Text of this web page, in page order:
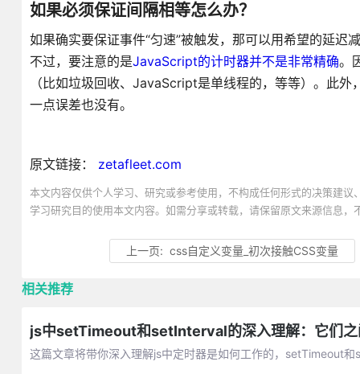
如果必须保证间隔相等怎么办？
如果确实要保证事件“匀速”被触发，那可以用希望的延
不过，要注意的是JavaScript的计时器并不是非常精确。
（比如垃圾回收、JavaScript是单线程的，等等）。此
一点误差也没有。
原文链接： zetafleet.com
本文内容仅供个人学习、研究或参考使用，不构成任何形式的决策建
学习研究目的使用本文内容。如需分享或转载，请保留原文来源信息
上一页:css自定义变量_初次接触CSS变量
相关推荐
js中setTimeout和setInterval的深入理解：它们之
这篇文章将带你深入理解js中定时器是如何工作的，setTimeout